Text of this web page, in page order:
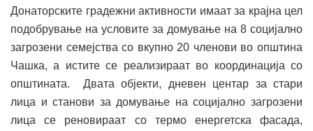
Донаторските градежни активности имаат за крајна цел
подобрување на условите за домување на 8 социјално
загрозени семејства со вкупно 20 членови во општина
Чашка, а истите се реализираат во координација со
општината. Двата објекти, дневен центар за стари
лица и станови за домување на социјално загрозени
лица се реновираат со термо енергетска фасада,